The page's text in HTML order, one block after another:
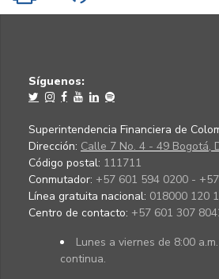
Síguenos:
Superintendencia Financiera de
Dirección: Calle 7 No. 4 - 49 Bogotá,
Código postal: 111711
Conmutador: +57 601 594 0200 -
Línea gratuita nacional: 018000 120
Centro de contacto: +57 601 307
Lunes a viernes de 8:00
continua.